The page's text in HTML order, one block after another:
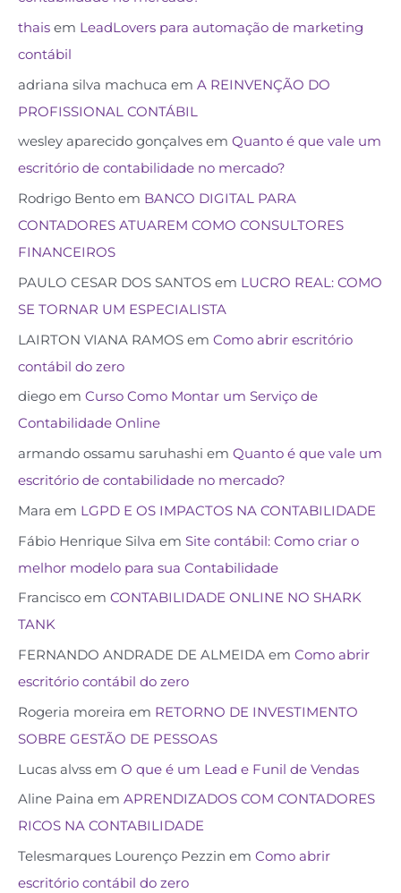
thais em LeadLovers para automação de marketing
contábil
adriana silva machuca em A REINVENÇÃO DO
PROFISSIONAL CONTÁBIL
wesley aparecido gonçalves em Quanto é que vale um
escritório de contabilidade no mercado?
Rodrigo Bento em BANCO DIGITAL PARA
CONTADORES ATUAREM COMO CONSULTORES
FINANCEIROS
PAULO CESAR DOS SANTOS em LUCRO REAL: COMO
SE TORNAR UM ESPECIALISTA
LAIRTON VIANA RAMOS em Como abrir escritório
contábil do zero
diego em Curso Como Montar um Serviço de
Contabilidade Online
armando ossamu saruhashi em Quanto é que vale um
escritório de contabilidade no mercado?
Mara em LGPD E OS IMPACTOS NA CONTABILIDADE
Fábio Henrique Silva em Site contábil: Como criar o
melhor modelo para sua Contabilidade
Francisco em CONTABILIDADE ONLINE NO SHARK
TANK
FERNANDO ANDRADE DE ALMEIDA em Como abrir
escritório contábil do zero
Rogeria moreira em RETORNO DE INVESTIMENTO
SOBRE GESTÃO DE PESSOAS
Lucas alvss em O que é um Lead e Funil de Vendas
Aline Paina em APRENDIZADOS COM CONTADORES
RICOS NA CONTABILIDADE
Telesmarques Lourenço Pezzin em Como abrir
escritório contábil do zero